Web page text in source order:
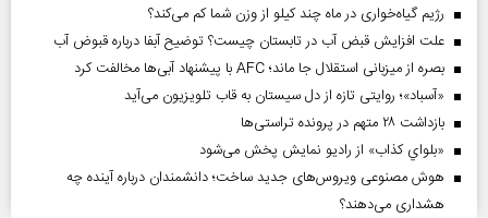
رژیم گیاه‌خواری در ماه چند کیلو از وزن شما کم می‌کند؟
علت افزایش قبض آب در تابستان چیست؟ توضیح آبفا درباره قبوض آب
بصره از میزبانی استقلال جا ماند؛ AFC با پیشنهاد آبی‌ها مخالفت کرد
«آسباد»؛ روایتی تازه از دل سیستان به قاب تلویزیون می‌آید
بازداشت ۲۸ متهم در پرونده تراستی‌ها
«بلواي کذاب» از رادیو نمایش پخش می‌شود
هوش مصنوعی ویروس‌های جدید ساخت؛ دانشمندان درباره آینده چه
هشداری می‌دهند؟